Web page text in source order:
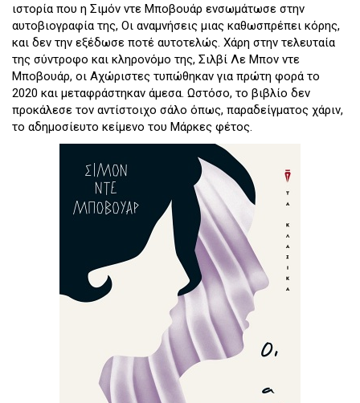
ιστορία που η Σιμόν ντε Μποβουάρ ενσωμάτωσε στην
αυτοβιογραφία της, Οι αναμνήσεις μιας καθωσπρέπει κόρης,
και δεν την εξέδωσε ποτέ αυτοτελώς. Χάρη στην τελευταία
της σύντροφο και κληρονόμο της, Σιλβί Λε Μπον ντε
Μποβουάρ, οι Αχώριστες τυπώθηκαν για πρώτη φορά το
2020 και μεταφράστηκαν άμεσα. Ωστόσο, το βιβλίο δεν
προκάλεσε τον αντίστοιχο σάλο όπως, παραδείγματος χάριν,
το αδημοσίευτο κείμενο του Μάρκες φέτος.